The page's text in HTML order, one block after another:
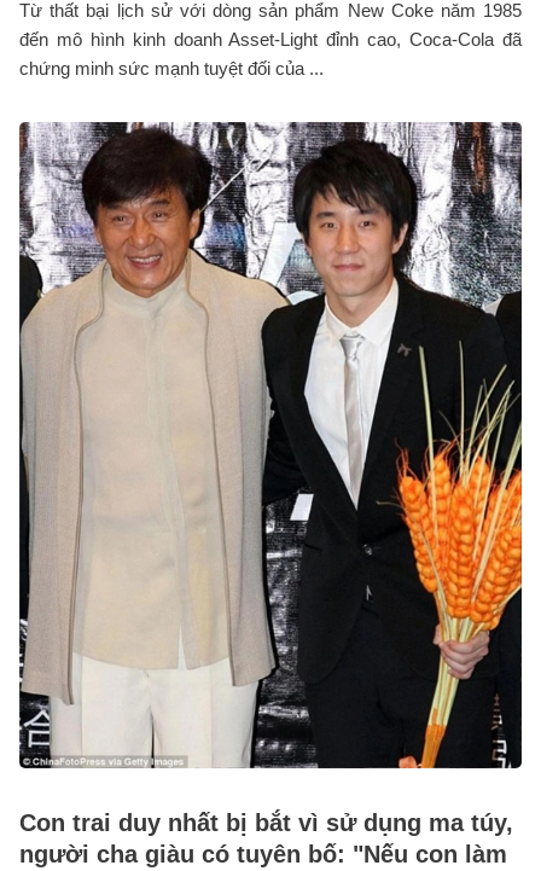
Từ thất bại lịch sử với dòng sản phẩm New Coke năm 1985
đến mô hình kinh doanh Asset-Light đỉnh cao, Coca-Cola đã
chứng minh sức mạnh tuyệt đối của ...
Con trai duy nhất bị bắt vì sử dụng ma túy,
người cha giàu có tuyên bố: "Nếu con làm